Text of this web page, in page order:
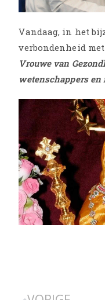
Vandaag, in het
verbondenheid
Vrouwe van
wetenschappers